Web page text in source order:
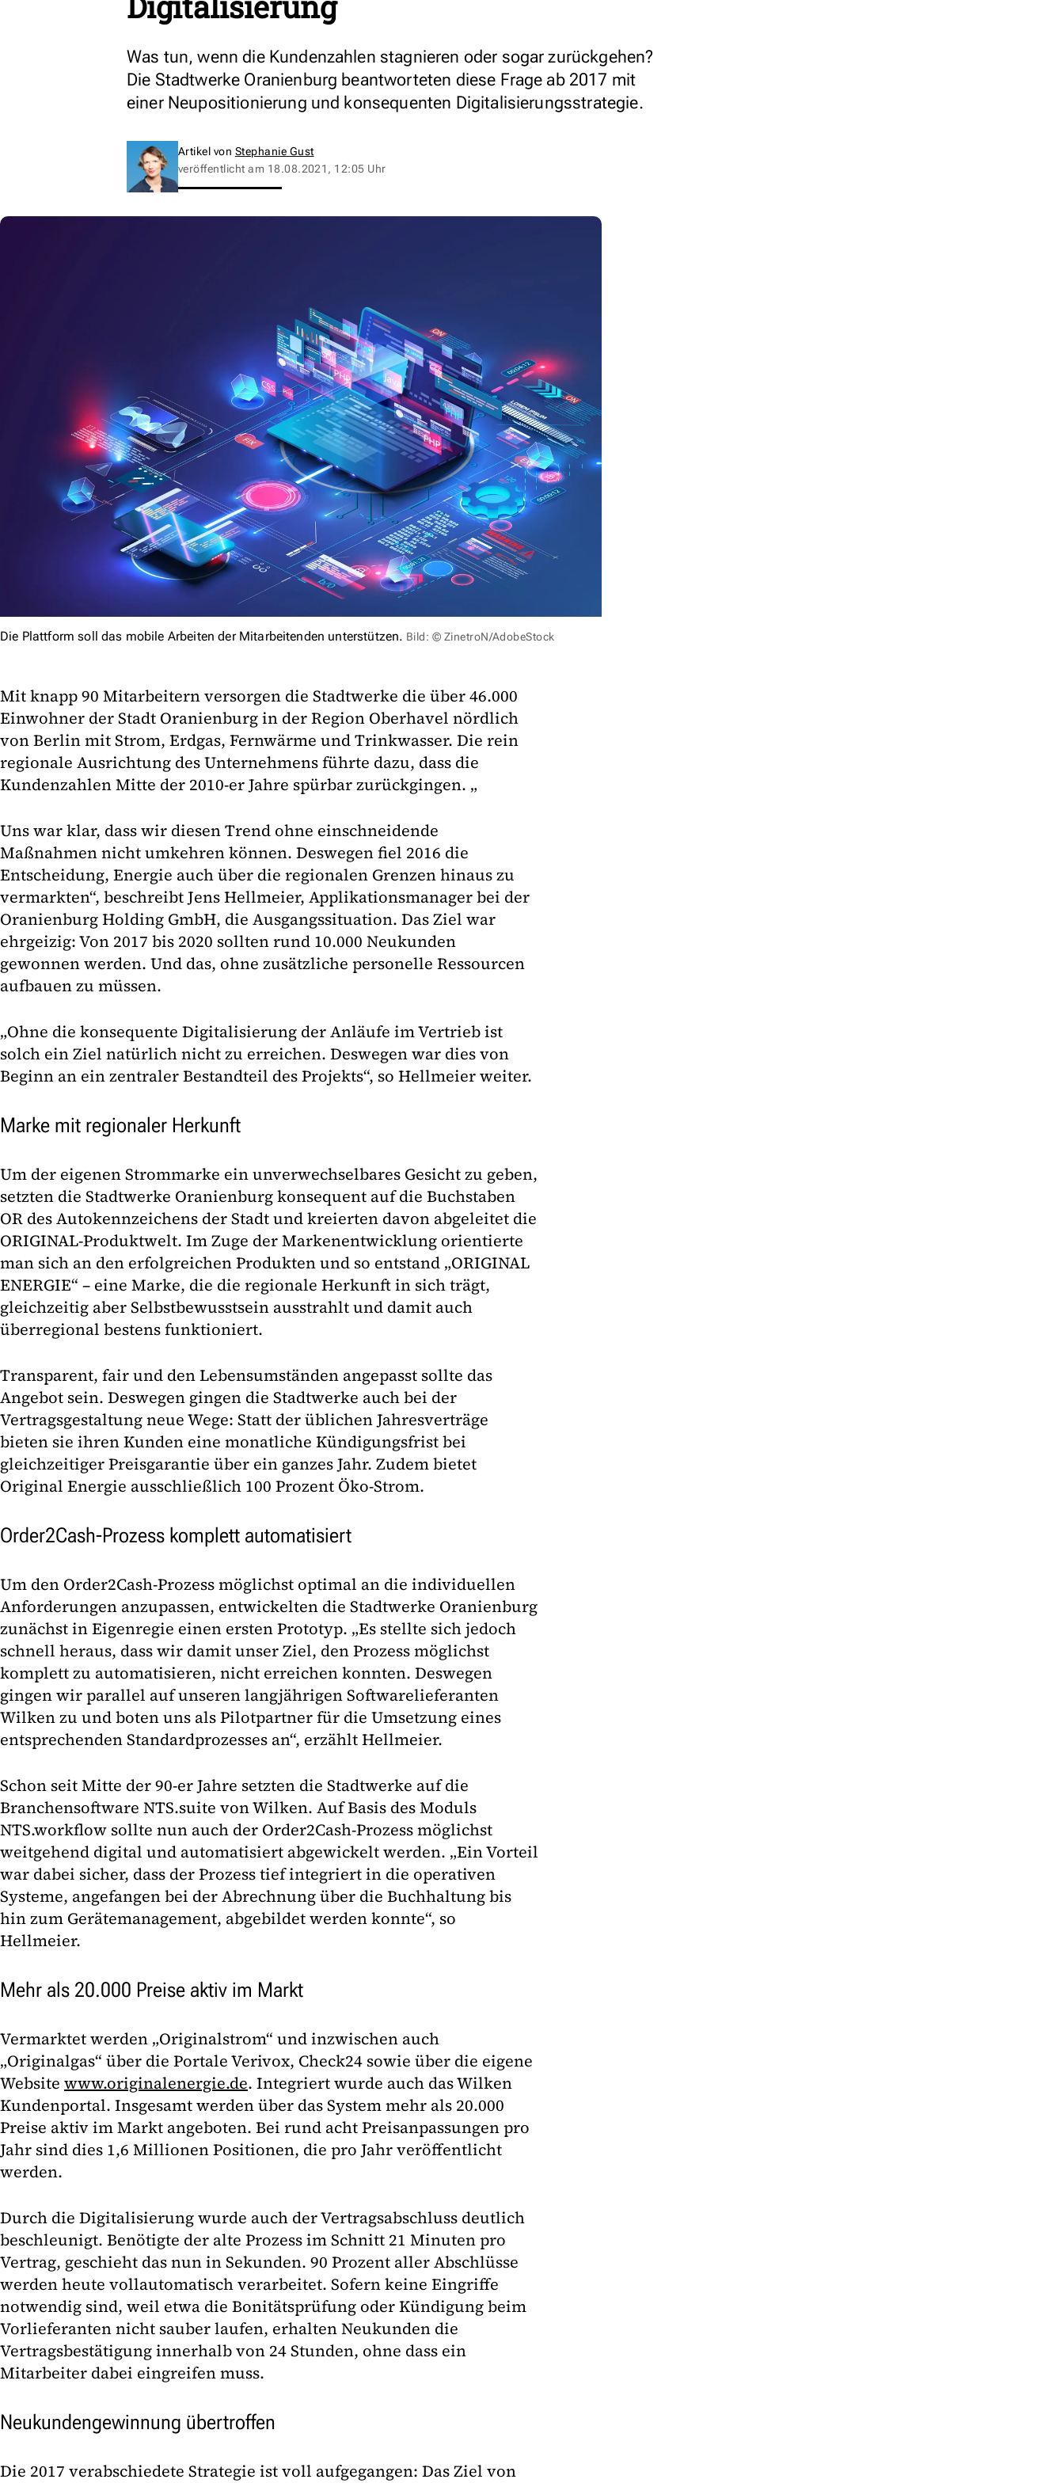
Was tun, wenn die Kundenzahlen stagnieren oder sogar zurückgehen?
Die Stadtwerke Oranienburg beantworteten diese Frage ab 2017 mit
einer Neupositionierung und konsequenten Digitalisierungsstrategie.
Artikel von Stephanie Gust
veröffentlicht am 18.08.2021, 12:05 Uhr
Die Plattform soll das mobile Arbeiten der Mitarbeitenden unterstützen. Bild: © ZinetroN/AdobeStock
Mit knapp 90 Mitarbeitern versorgen die Stadtwerke die über 46.000
Einwohner der Stadt Oranienburg in der Region Oberhavel nördlich
von Berlin mit Strom, Erdgas, Fernwärme und Trinkwasser. Die rein
regionale Ausrichtung des Unternehmens führte dazu, dass die
Kundenzahlen Mitte der 2010-er Jahre spürbar zurückgingen. „
Uns war klar, dass wir diesen Trend ohne einschneidende
Maßnahmen nicht umkehren können. Deswegen fiel 2016 die
Entscheidung, Energie auch über die regionalen Grenzen hinaus zu
vermarkten“, beschreibt Jens Hellmeier, Applikationsmanager bei der
Oranienburg Holding GmbH, die Ausgangssituation. Das Ziel war
ehrgeizig: Von 2017 bis 2020 sollten rund 10.000 Neukunden
gewonnen werden. Und das, ohne zusätzliche personelle Ressourcen
aufbauen zu müssen.
„Ohne die konsequente Digitalisierung der Anläufe im Vertrieb ist
solch ein Ziel natürlich nicht zu erreichen. Deswegen war dies von
Beginn an ein zentraler Bestandteil des Projekts“, so Hellmeier weiter.
Marke mit regionaler Herkunft
Um der eigenen Strommarke ein unverwechselbares Gesicht zu geben,
setzten die Stadtwerke Oranienburg konsequent auf die Buchstaben
OR des Autokennzeichens der Stadt und kreierten davon abgeleitet die
ORIGINAL-Produktwelt. Im Zuge der Markenentwicklung orientierte
man sich an den erfolgreichen Produkten und so entstand „ORIGINAL
ENERGIE“ – eine Marke, die die regionale Herkunft in sich trägt,
gleichzeitig aber Selbstbewusstsein ausstrahlt und damit auch
überregional bestens funktioniert.
Transparent, fair und den Lebensumständen angepasst sollte das
Angebot sein. Deswegen gingen die Stadtwerke auch bei der
Vertragsgestaltung neue Wege: Statt der üblichen Jahresverträge
bieten sie ihren Kunden eine monatliche Kündigungsfrist bei
gleichzeitiger Preisgarantie über ein ganzes Jahr. Zudem bietet
Original Energie ausschließlich 100 Prozent Öko-Strom.
Order2Cash-Prozess komplett automatisiert
Um den Order2Cash-Prozess möglichst optimal an die individuellen
Anforderungen anzupassen, entwickelten die Stadtwerke Oranienburg
zunächst in Eigenregie einen ersten Prototyp. „Es stellte sich jedoch
schnell heraus, dass wir damit unser Ziel, den Prozess möglichst
komplett zu automatisieren, nicht erreichen konnten. Deswegen
gingen wir parallel auf unseren langjährigen Softwarelieferanten
Wilken zu und boten uns als Pilotpartner für die Umsetzung eines
entsprechenden Standardprozesses an“, erzählt Hellmeier.
Schon seit Mitte der 90-er Jahre setzten die Stadtwerke auf die
Branchensoftware NTS.suite von Wilken. Auf Basis des Moduls
NTS.workflow sollte nun auch der Order2Cash-Prozess möglichst
weitgehend digital und automatisiert abgewickelt werden. „Ein Vorteil
war dabei sicher, dass der Prozess tief integriert in die operativen
Systeme, angefangen bei der Abrechnung über die Buchhaltung bis
hin zum Gerätemanagement, abgebildet werden konnte“, so
Hellmeier.
Mehr als 20.000 Preise aktiv im Markt
Vermarktet werden „Originalstrom“ und inzwischen auch
„Originalgas“ über die Portale Verivox, Check24 sowie über die eigene
Website www.originalenergie.de. Integriert wurde auch das Wilken
Kundenportal. Insgesamt werden über das System mehr als 20.000
Preise aktiv im Markt angeboten. Bei rund acht Preisanpassungen pro
Jahr sind dies 1,6 Millionen Positionen, die pro Jahr veröffentlicht
werden.
Durch die Digitalisierung wurde auch der Vertragsabschluss deutlich
beschleunigt. Benötigte der alte Prozess im Schnitt 21 Minuten pro
Vertrag, geschieht das nun in Sekunden. 90 Prozent aller Abschlüsse
werden heute vollautomatisch verarbeitet. Sofern keine Eingriffe
notwendig sind, weil etwa die Bonitätsprüfung oder Kündigung beim
Vorlieferanten nicht sauber laufen, erhalten Neukunden die
Vertragsbestätigung innerhalb von 24 Stunden, ohne dass ein
Mitarbeiter dabei eingreifen muss.
Neukundengewinnung übertroffen
Die 2017 verabschiedete Strategie ist voll aufgegangen: Das Ziel von